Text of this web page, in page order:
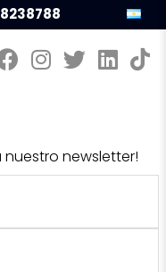
nuestro newsletter!